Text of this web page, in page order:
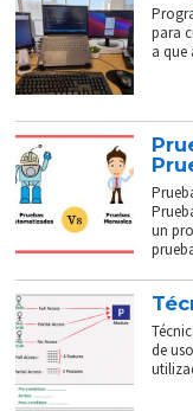
para
a que
un
de